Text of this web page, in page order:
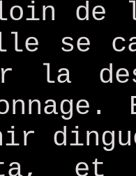
loin
se
la
et